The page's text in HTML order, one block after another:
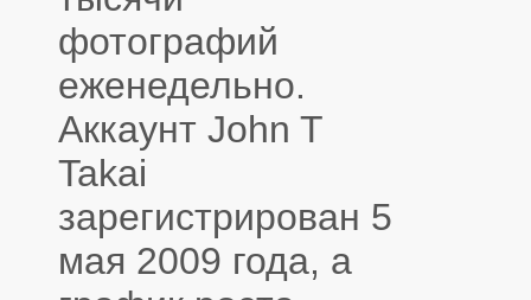
фотографий
еженедельно.
Аккаунт John T
Takai
зарегистрирован 5
мая 2009 года, а